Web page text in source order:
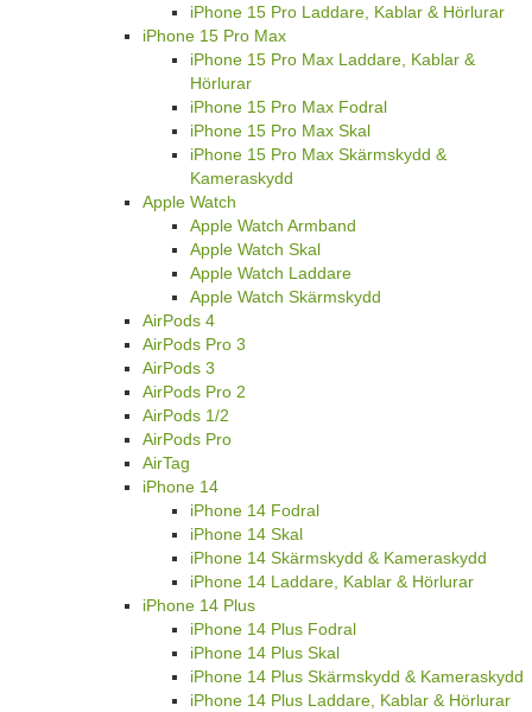
iPhone 15 Pro Laddare, Kablar & Hörlurar
iPhone 15 Pro Max
iPhone 15 Pro Max Laddare, Kablar &
Hörlurar
iPhone 15 Pro Max Fodral
iPhone 15 Pro Max Skal
iPhone 15 Pro Max Skärmskydd &
Kameraskydd
Apple Watch
Apple Watch Armband
Apple Watch Skal
Apple Watch Laddare
Apple Watch Skärmskydd
AirPods 4
AirPods Pro 3
AirPods 3
AirPods Pro 2
AirPods 1/2
AirPods Pro
AirTag
iPhone 14
iPhone 14 Fodral
iPhone 14 Skal
iPhone 14 Skärmskydd & Kameraskydd
iPhone 14 Laddare, Kablar & Hörlurar
iPhone 14 Plus
iPhone 14 Plus Fodral
iPhone 14 Plus Skal
iPhone 14 Plus Skärmskydd & Kameraskydd
iPhone 14 Plus Laddare, Kablar & Hörlurar